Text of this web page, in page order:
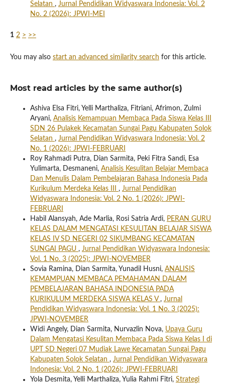
Selatan , Jurnal Pendidikan Widyaswara Indonesia: Vol. 2
No. 2 (2026): JPWI-MEI
1 2 > >>
You may also start an advanced similarity search for this article.
Most read articles by the same author(s)
Ashiva Elsa Fitri, Yelli Marthaliza, Fitriani, Afrimon, Zulmi
Aryani, Analisis Kemampuan Membaca Pada Siswa Kelas III
SDN 26 Pulakek Kecamatan Sungai Pagu Kabupaten Solok
Selatan , Jurnal Pendidikan Widyaswara Indonesia: Vol. 2
No. 1 (2026): JPWI-FEBRUARI
Roy Rahmadi Putra, Dian Sarmita, Peki Fitra Sandi, Esa
Yulimarta, Desmaneni, Analisis Kesulitan Belajar Membaca
Dan Menulis Dalam Pembelajaran Bahasa Indonesia Pada
Kurikulum Merdeka Kelas III , Jurnal Pendidikan
Widyaswara Indonesia: Vol. 2 No. 1 (2026): JPWI-
FEBRUARI
Habil Alansyah, Ade Marlia, Rosi Satria Ardi, PERAN GURU
KELAS DALAM MENGATASI KESULITAN BELAJAR SISWA
KELAS IV SD NEGERI 02 SIKUMBANG KECAMATAN
SUNGAI PAGU , Jurnal Pendidikan Widyaswara Indonesia:
Vol. 1 No. 3 (2025): JPWI-NOVEMBER
Sovia Ramina, Dian Sarmita, Yunadil Husni, ANALISIS
KEMAMPUAN MEMBACA PEMAHAMAN DALAM
PEMBELAJARAN BAHASA INDONESIA PADA
KURIKULUM MERDEKA SISWA KELAS V , Jurnal
Pendidikan Widyaswara Indonesia: Vol. 1 No. 3 (2025):
JPWI-NOVEMBER
Widi Angely, Dian Sarmita, Nurvazlin Nova, Upaya Guru
Dalam Mengatasi Kesulitan Membaca Pada Siswa Kelas I di
UPT SD Negeri 07 Mudiak Lawe Kecamatan Sungai Pagu
Kabupaten Solok Selatan , Jurnal Pendidikan Widyaswara
Indonesia: Vol. 2 No. 1 (2026): JPWI-FEBRUARI
Yola Desmita, Yelli Marthaliza, Yulia Rahmi Fitri, Strategi